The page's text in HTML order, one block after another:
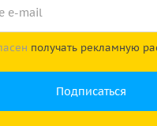
получать рекламную